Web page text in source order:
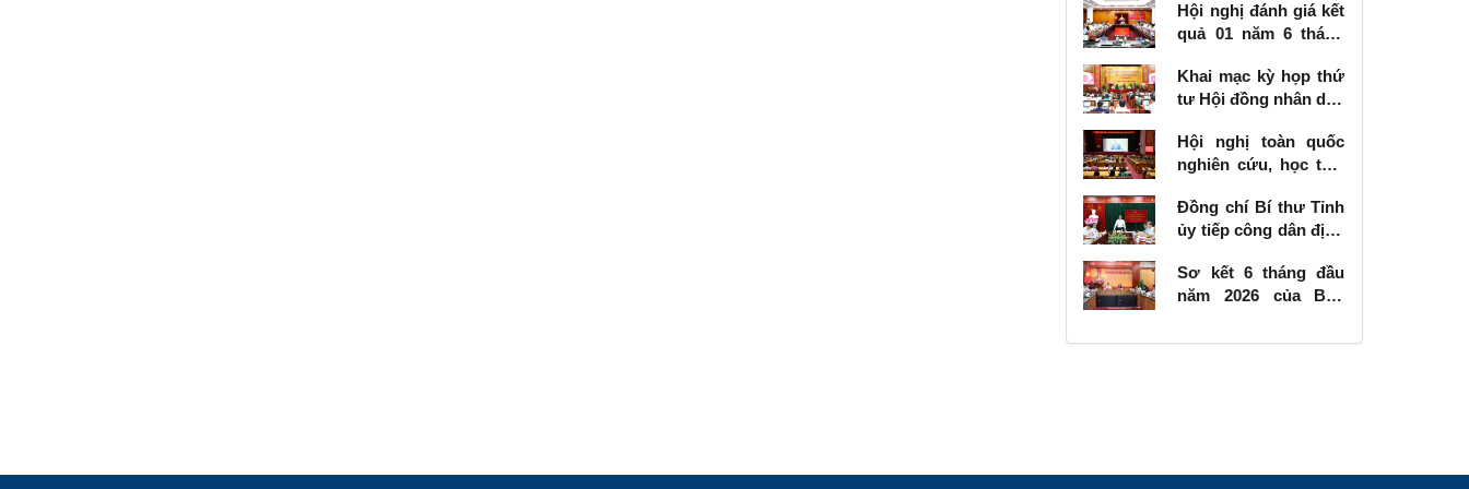
Hội nghị đánh giá kết
quả 01 năm 6 tháng
số 57-NQ/TW
Khai mạc kỳ họp thứ
tư Hội đồng nhân dân
kỳ 2026 - 2031
Hội nghị toàn quốc
nghiên cứu, học tập,
khai thực hiện Nghị
quyết số 10-NQ/TW
phát triển kinh tế có
vốn đầu tư nước
Đồng chí Bí thư Tỉnh
ủy tiếp công dân định
Sơ kết 6 tháng đầu
năm 2026 của Ban
các công trình, dự án